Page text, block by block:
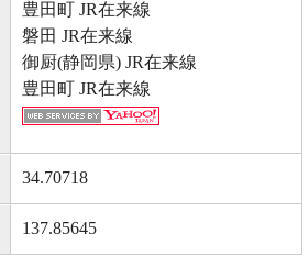
豊田町 JR在来線
磐田 JR在来線
御厨(静岡県) JR在来線
豊田町 JR在来線
34.70718
137.85645